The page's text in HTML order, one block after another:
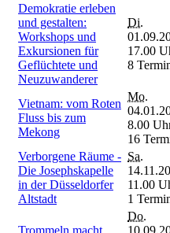
Demokratie erleben
und gestalten:
Workshops und
Exkursionen für
Geflüchtete und
Neuzuwanderer
Di.
17.00
8
Vietnam: vom Roten
Fluss bis zum
Mekong
Mo.
8.00
16
Verborgene Räume -
Die Josephskapelle
in der Düsseldorfer
Altstadt
Sa.
11.00
1
Trommeln macht
Do.